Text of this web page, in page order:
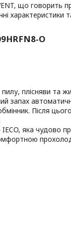
що говорить
характеристики
O
плісняви ​​та
запах
Після
яка чудово